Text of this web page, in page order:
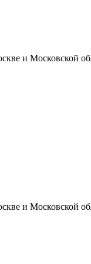
и Московской
и Московской